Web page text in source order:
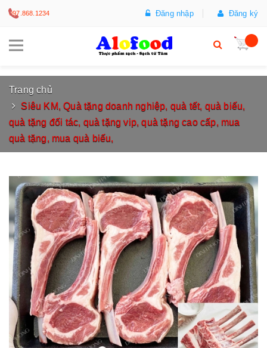
097.868.1234 Đăng nhập Đăng ký
Trang chủ
Siêu KM, Quà tặng doanh nghiệp, quà tết, quà biếu,
quà tặng đối tác, quà tặng vip, quà tặng cao cấp, mua
quà tặng, mua quà biếu,